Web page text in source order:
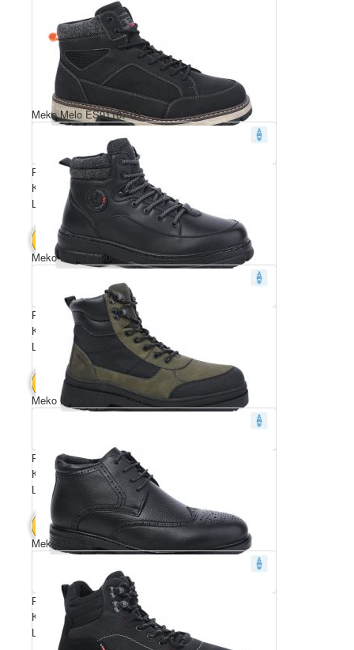
Розмірний ряд: 40-45
Комплектація ящика: 8
Ціна за пару: 23 $
В КОШИК 184 $
Meko Melo ES91187-0T
Розмірний ряд: 40-45
Комплектація ящика: 8
Ціна за пару: 23 $
В КОШИК 184 $
Meko Melo ES90885-9B
Розмірний ряд: 40-45
Комплектація ящика: 8
Ціна за пару: 23 $
В КОШИК 184 $
Meko Melo ER89152-0D
Розмірний ряд: 40-45
Комплектація ящика: 8
Ціна за пару: 23 $
Meko Melo ES90082-007